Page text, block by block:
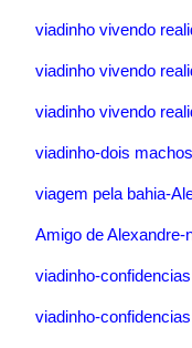
viadinho vivendo
viadinho vivendo
viadinho vivendo
viadinho-dois machos
viagem pela bahia-
Amigo de Alexandre-
viadinho-
viadinho-